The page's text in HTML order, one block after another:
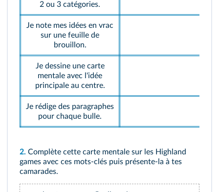
2 ou 3 catégories.
Je note mes idées en vrac
sur une feuille de
brouillon.
Je dessine une carte
mentale avec l'idée
principale au centre.
Je rédige des paragraphes
pour chaque bulle.
2. Complète cette carte mentale sur les Highland
games avec ces mots-clés puis présente-la à tes
camarades.